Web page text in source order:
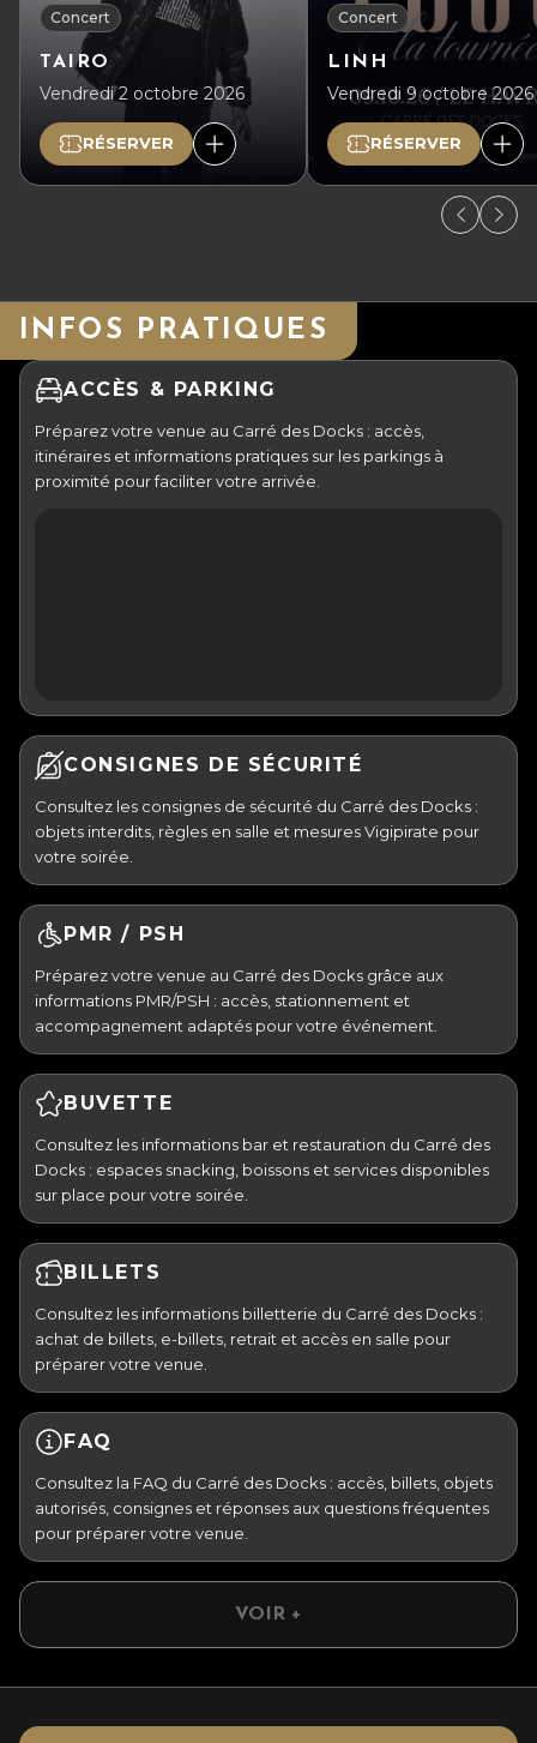
Concert
TAIRO
Vendredi 2 octobre 2026
RÉSERVER
Concert
LINH
Vendredi 9 octobre 2026
RÉSERVER
INFOS PRATIQUES
ACCÈS & PARKING
Préparez votre venue au Carré des Docks : accès,
itinéraires et informations pratiques sur les parkings à
proximité pour faciliter votre arrivée.
CONSIGNES DE SÉCURITÉ
Consultez les consignes de sécurité du Carré des Docks :
objets interdits, règles en salle et mesures Vigipirate pour
votre soirée.
PMR / PSH
Préparez votre venue au Carré des Docks grâce aux
informations PMR/PSH : accès, stationnement et
accompagnement adaptés pour votre événement.
BUVETTE
Consultez les informations bar et restauration du Carré des
Docks : espaces snacking, boissons et services disponibles
sur place pour votre soirée.
BILLETS
Consultez les informations billetterie du Carré des Docks :
achat de billets, e-billets, retrait et accès en salle pour
préparer votre venue.
FAQ
Consultez la FAQ du Carré des Docks : accès, billets, objets
autorisés, consignes et réponses aux questions fréquentes
pour préparer votre venue.
VOIR +